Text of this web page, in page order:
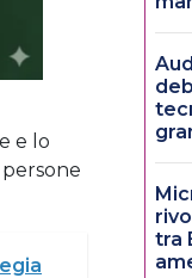
e lo
tra